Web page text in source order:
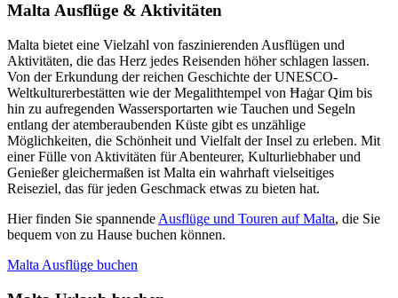
Malta Ausflüge & Aktivitäten
Malta bietet eine Vielzahl von faszinierenden Ausflügen und
Aktivitäten, die das Herz jedes Reisenden höher schlagen lassen.
Von der Erkundung der reichen Geschichte der UNESCO-
Weltkulturerbestätten wie der Megalithtempel von Ħaġar Qim bis
hin zu aufregenden Wassersportarten wie Tauchen und Segeln
entlang der atemberaubenden Küste gibt es unzählige
Möglichkeiten, die Schönheit und Vielfalt der Insel zu erleben. Mit
einer Fülle von Aktivitäten für Abenteurer, Kulturliebhaber und
Genießer gleichermaßen ist Malta ein wahrhaft vielseitiges
Reiseziel, das für jeden Geschmack etwas zu bieten hat.
Hier finden Sie spannende Ausflüge und Touren auf Malta, die Sie
bequem von zu Hause buchen können.
Malta Ausflüge buchen